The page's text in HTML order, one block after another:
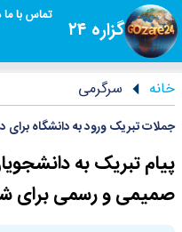
گزاره ۲۴
تماس با ما
خانه سرگرمی
جملات تبریک ورود به دانشگاه برای
پیام تبریک به
صمیمی و رسمی برای